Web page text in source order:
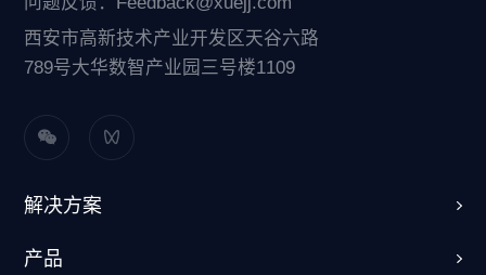
西安市高新技术产业开发区天谷六路
789号大华数智产业园三号楼1109
解决方案
产品